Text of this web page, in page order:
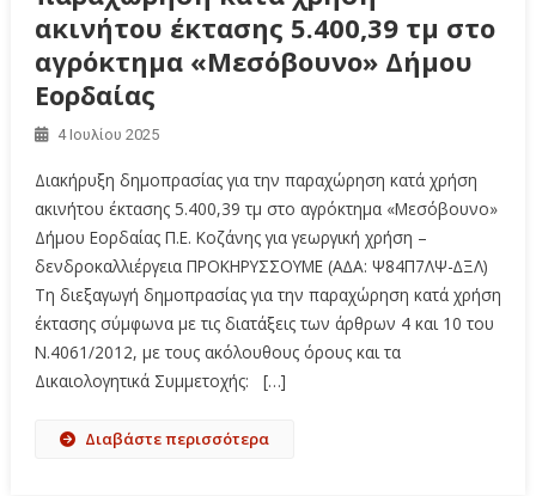
ακινήτου έκτασης 5.400,39 τμ στο
αγρόκτημα «Μεσόβουνο» Δήμου
Εορδαίας
4 Ιουλίου 2025
Διακήρυξη δημοπρασίας για την παραχώρηση κατά χρήση
ακινήτου έκτασης 5.400,39 τμ στο αγρόκτημα «Μεσόβουνο»
Δήμου Εορδαίας Π.Ε. Κοζάνης για γεωργική χρήση –
δενδροκαλλιέργεια ΠΡΟΚΗΡΥΣΣΟΥΜΕ (A∆A: Ψ84Π7ΛΨ-∆ΞΛ)
Τη διεξαγωγή δημοπρασίας για την παραχώρηση κατά χρήση
έκτασης σύμφωνα με τις διατάξεις των άρθρων 4 και 10 του
Ν.4061/2012, με τους ακόλουθους όρους και τα
Δικαιολογητικά Συμμετοχής: […]
Διαβάστε περισσότερα